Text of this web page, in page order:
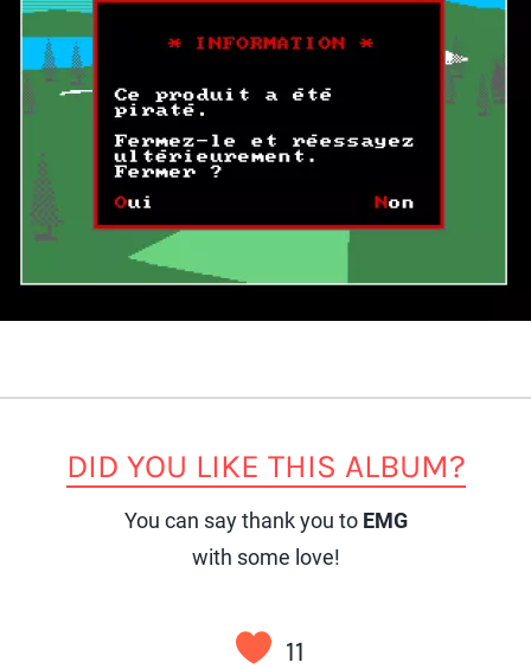
DID YOU LIKE THIS ALBUM?
You can say thank you to EMG
with some love!
11